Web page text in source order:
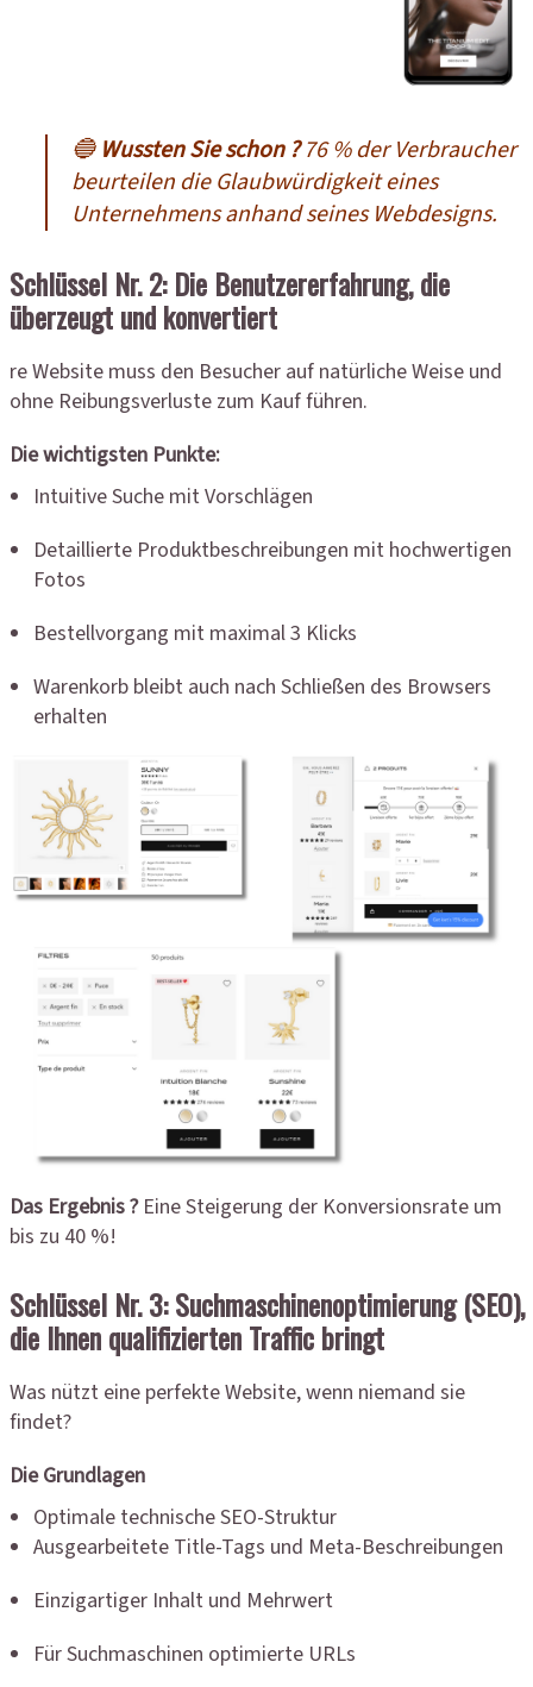
🔵 Wussten Sie schon ?76 % der Verbraucher
beurteilen die Glaubwürdigkeit eines
Unternehmens anhand seines Webdesigns.
Schlüssel Nr. 2: Die Benutzererfahrung, die
überzeugt und konvertiert
re Website muss den Besucher auf natürliche Weise und
ohne Reibungsverluste zum Kauf führen.
Die wichtigsten Punkte:
Intuitive Suche mit Vorschlägen
Detaillierte Produktbeschreibungen mit hochwertigen
Fotos
Bestellvorgang mit maximal 3 Klicks
Warenkorb bleibt auch nach Schließen des Browsers
erhalten
Das Ergebnis ?Eine Steigerung der Konversionsrate um
bis zu 40 %!
Schlüssel Nr. 3: Suchmaschinenoptimierung (SEO),
die Ihnen qualifizierten Traffic bringt
Was nützt eine perfekte Website, wenn niemand sie
findet?
Die Grundlagen
Optimale technische SEO-Struktur
Ausgearbeitete Title-Tags und Meta-Beschreibungen
Einzigartiger Inhalt und Mehrwert
Für Suchmaschinen optimierte URLs